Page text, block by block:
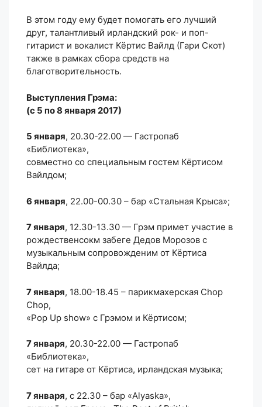
В этом году ему будет помогать его лучший
друг, талантливый ирландский рок- и поп-
гитарист и вокалист Кёртис Вайлд (Гари Скот)
также в рамках сбора средств на
благотворительность.
Выступления Грэма:
(с 5 по 8 января 2017)
5 января, 20.30-22.00 — Гастропаб
«Библиотека»,
совместно со специальным гостем Кёртисом
Вайлдом;
6 января, 22.00-00.30 – бар «Стальная Крыса»;
7 января, 12.30-13.30 — Грэм примет участие в
рождественсокм забеге Дедов Морозов с
музыкальным сопровожденим от Кёртиса
Вайлда;
7 января, 18.00-18.45 – парикмахерская Chop
Chop,
«Pop Up show» с Грэмом и Кёртисом;
7 января, 20.30-22.00 — Гастропаб
«Библиотека»,
сет на гитаре от Кёртиса, ирландская музыка;
7 января, с 22.30 – бар «Alyaska»,